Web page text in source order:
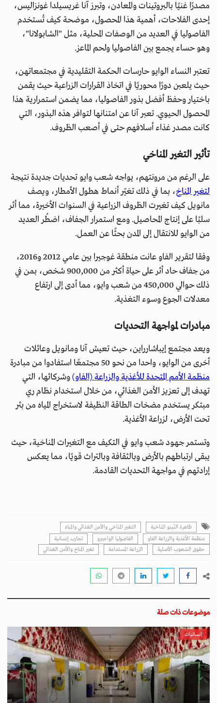
مصدرًا غنيًا بالبروتينات والمعادن، وتبرز آنا غريسيلدا غونزاليس،
إحدى الفلاحات، أهمية هذا المحصول، موضحة كيف تُستخدم
الفاصوليا في العديد من الوصفات المحلية، مثل "الشابولانا"،
وهو حساء يجمع بين الفاصوليا ولحم الماعز.
تعتبر النساء الوايو حارسات الحكمة التقليدية في مجتمعاتهن،
حيث يلعبن دورًا محوريًا في اتخاذ القرارات الزراعية حيث يقمن
باختيار وحفظ أفضل بذور الفاصوليا، مما يضمن استمرارية هذا
المحصول الحيوي. تعبر آنا عن امتنانها لتوافر هذه البذور، التي
كانت مصدر غذاء أسلافهم حتى في أصعب الظروف.
تأثير التغير المناخي
على الرغم من مرونتهم، يواجه شعب وايو تحديات جديدة نتيجة
لتغير المناخ، بما في ذلك تغيّر أنماط هطول الأمطار، ويصف
مانويل كيف تغيرت الظروف الزراعية في السنوات الأخيرة، مما أثر
سلبًا على إنتاج المحاصيل. ومع استمرار الجفاف، اضطُر العديد
من الوايو للانتقال إلى المدن بحثًا عن العمل.
وفقا لتقرير الفاو عانت منطقة غوجيرا بين عامي 2012 و2016،
من جفاف حاد أثر على حياة أكثر من 900,000 شخص، بمن في
ذلك حوالي 450,000 من شعب وايو، مما أدى إلى ارتفاع
معدلات الجوع وسوء التغذية.
مبادرات لمواجهة التحديات
ويعد مجتمع إيباشارراين، حيث تعيش آنا ومانويل وعائلات
أخرى من الوايو، واحدا من نحو 50 مجتمعًا استفادوا من مبادرة
منظمة الأمم المتحدة للأغذية والزراعة (الفاو)وشركائها، التي
تهدف إلى تعزيز الأمن الغذائي، من خلال استخدام نظام ري
مبتكر يستخدم مضخات الطاقة النظيفة لاستخراج المياه من بئر
تحت الأرض، لزراعة الأغذية.
وتستمر جهود شعب وايو في التكيف مع التغيرات المناخية، حيث
يبقى ارتباطهم بالأرض وبالثقافة وبالتراث قويًا، مما يعكس
إرادتهم في مواجهة التحديات القادمة.
ظاهرة النّينو المناخية
التغير المناخي والأمن الغذائي والمياه
منظمة الأغذية والزراعة الفاو
الفاصوليا الواجيرو
تجارب إنسانية
حقوق الشعوب الأصلية
الزراعة المستدامة تغير المناخ والأمن الغذائي
موضوعات ذات صلة
إنسانيات